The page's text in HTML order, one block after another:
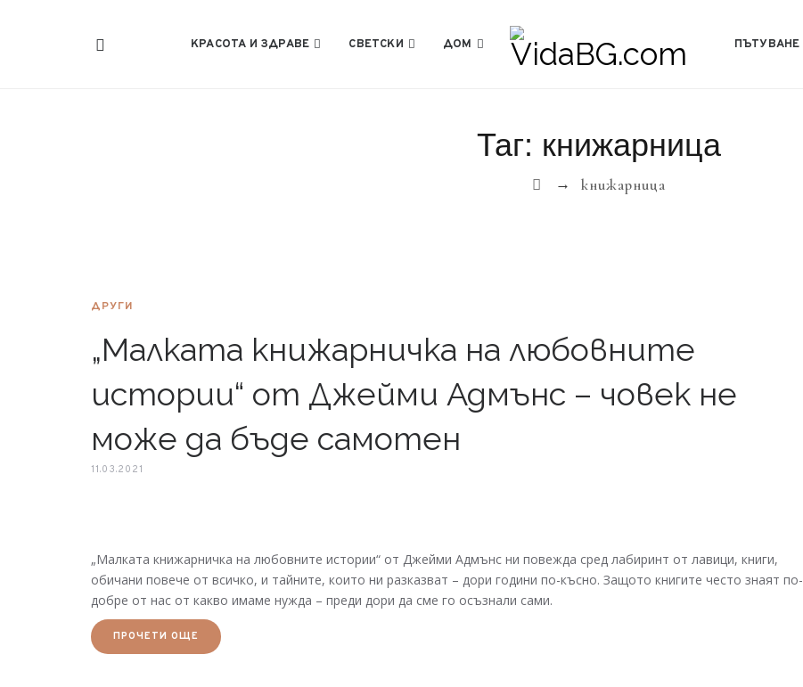
КРАСОТА И ЗДРАВЕ СВЕТСКИ ДОМ ПЪТУВАНЕ
Таг: книжарница
→ книжарница
ДРУГИ
„Малката книжарничка на любовните
истории“ от Джейми Адмънс – човек не
може да бъде самотен
11.03.2021
„Малката книжарничка на любовните истории“ от Джейми Адмънс ни повежда сред лабиринт от лавици, книги,
обичани повече от всичко, и тайните, които ни разказват – дори години по-късно. Защото книгите често знаят по-
добре от нас от какво имаме нужда – преди дори да сме го осъзнали сами.
ПРОЧЕТИ ОЩЕ